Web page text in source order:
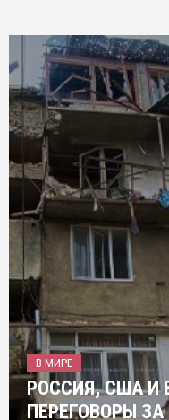
В МИРЕ
РОССИЯ, США И
ПЕРЕГОВОРЫ